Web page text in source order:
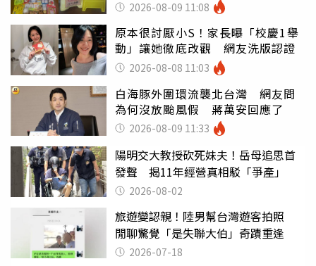
2026-08-09 11:08
原本很討厭小S！家長曝「校慶1舉
動」讓她徹底改觀 網友洗版認證
2026-08-08 11:03
白海豚外圍環流襲北台灣 網友問
為何沒放颱風假 蔣萬安回應了
2026-08-09 11:33
陽明交大教授砍死妹夫！岳母追思首
發聲 揭11年經營真相駁「爭產」
2026-08-02
旅遊變認親！陸男幫台灣遊客拍照
閒聊驚覺「是失聯大伯」奇蹟重逢
2026-07-18